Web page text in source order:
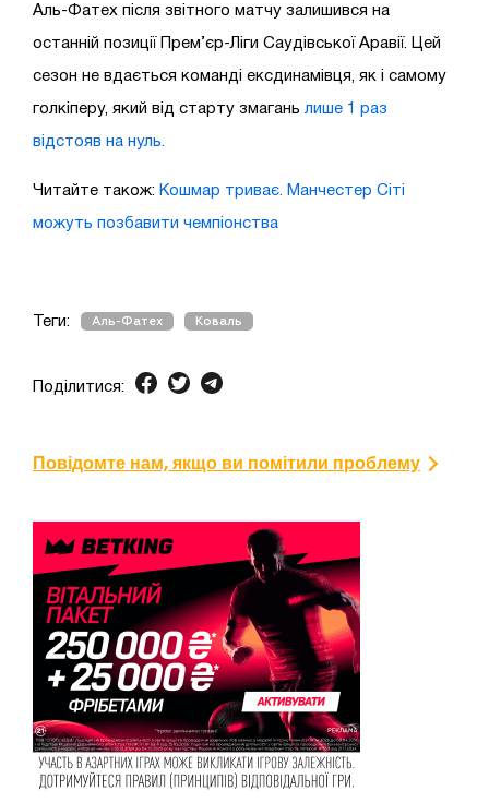
Аль-Фатех після звітного матчу залишився на
останній позиції Прем’єр-Ліги Саудівської Аравії. Цей
сезон не вдається команді ексдинамівця, як і самому
голкіперу, який від старту змагань лише 1 раз
відстояв на нуль.
Читайте також: Кошмар триває. Манчестер Сіті
можуть позбавити чемпіонства
Теги: Аль-Фатех Коваль
Поділитися:
Повідомте нам, якщо ви помітили проблему